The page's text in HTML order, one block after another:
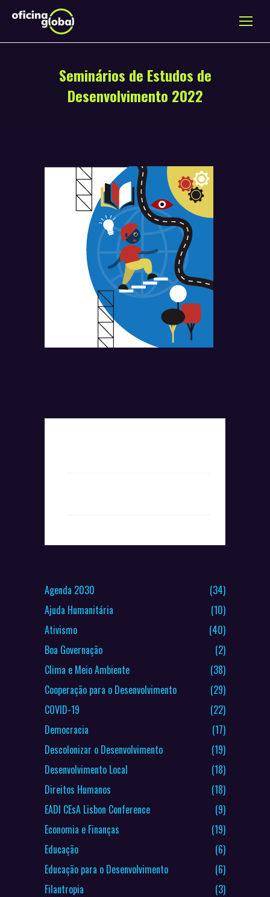
Seminários de Estudos de
Desenvolvimento 2022
Agenda 2030
(34)
Ajuda Humanitária
(10)
Ativismo
(40)
Boa Governação
(2)
Clima e Meio Ambiente
(38)
Cooperação para o Desenvolvimento
(29)
COVID-19
(22)
Democracia
(17)
Descolonizar o Desenvolvimento
(19)
Desenvolvimento Local
(18)
Direitos Humanos
(18)
EADI CEsA Lisbon Conference
(9)
Economia e Finanças
(19)
Educação
(6)
Educação para o Desenvolvimento
(6)
Filantropia
(3)